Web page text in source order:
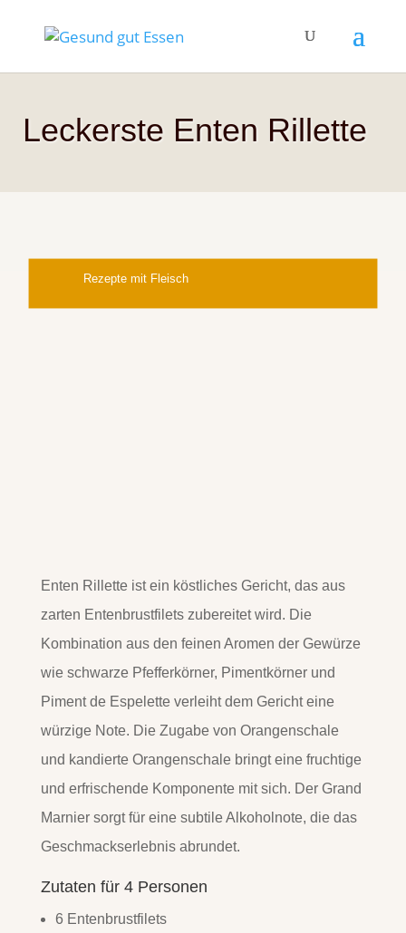
Leckerste Enten Rillette
Rezepte mit Fleisch
Enten Rillette ist ein köstliches Gericht, das aus
zarten Entenbrustfilets zubereitet wird. Die
Kombination aus den feinen Aromen der Gewürze
wie schwarze Pfefferkörner, Pimentkörner und
Piment de Espelette verleiht dem Gericht eine
würzige Note. Die Zugabe von Orangenschale
und kandierte Orangenschale bringt eine fruchtige
und erfrischende Komponente mit sich. Der Grand
Marnier sorgt für eine subtile Alkoholnote, die das
Geschmackserlebnis abrundet.
Zutaten für 4 Personen
6 Entenbrustfilets